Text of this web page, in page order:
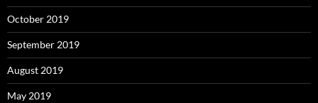
October 2019
September 2019
August 2019
May 2019